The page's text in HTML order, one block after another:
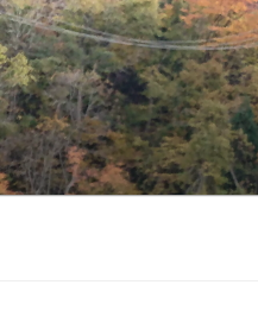
コ
ン
テ
ン
ツ
へ
ス